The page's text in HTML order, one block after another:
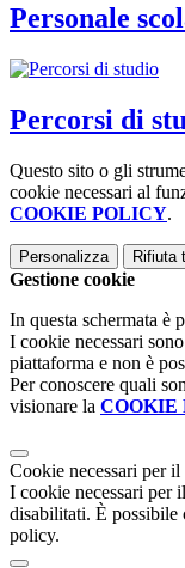
Personale
Percorsi di
Questo sito o gli
cookie necessari al
COOKIE POLICY.
Personalizza Rifiuta
Gestione cookie
In questa schermata è
I cookie necessari
piattaforma e non è
Per conoscere quali
visionare la COOKIE
Cookie necessari per
I cookie necessari per
disabilitati. È possibile
policy.